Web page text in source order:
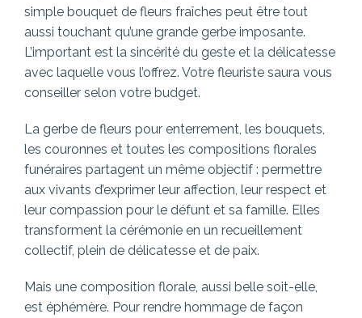
simple bouquet de fleurs fraîches peut être tout
aussi touchant qu’une grande gerbe imposante.
L’important est la sincérité du geste et la délicatesse
avec laquelle vous l’offrez. Votre fleuriste saura vous
conseiller selon votre budget.
La gerbe de fleurs pour enterrement, les bouquets,
les couronnes et toutes les compositions florales
funéraires partagent un même objectif : permettre
aux vivants d’exprimer leur affection, leur respect et
leur compassion pour le défunt et sa famille. Elles
transforment la cérémonie en un recueillement
collectif, plein de délicatesse et de paix.
Mais une composition florale, aussi belle soit-elle,
est éphémère. Pour rendre hommage de façon